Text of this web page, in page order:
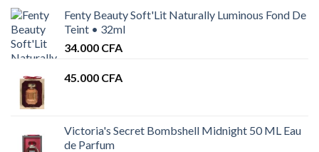
Fenty Beauty Soft'Lit Naturally Luminous Fond De
Teint • 32ml
34.000 CFA
45.000 CFA
Victoria's Secret Bombshell Midnight 50 ML Eau
de Parfum